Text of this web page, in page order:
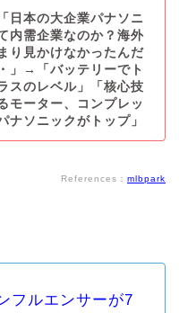
日本の大企業パナソニ
内需企業なのか？海外
り見かけなかったんだ
」→「バッテリーでト
スのレベル」「核心技
モーター、コンプレッ
ナソニックがトップ」
References： mlbpark
フルエンサーが7